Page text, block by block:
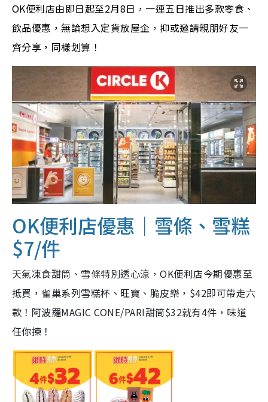
OK便利店由即日起至2月8日，一連五日推出多款零食、
飲品優惠，無論想入定貨放屋企，抑或邀請親朋好友一
齊分享，同樣划算！
OK便利店優惠 ｜雪條、 雪糕
$7/件
天氣凍食甜筒、雪條特別透心涼，OK便利店今期優惠至
抵買，雀巢系列雪糕杯、旺寶、脆皮樂，$42即可帶走六
款！阿波羅MAGIC CONE/PARI甜筒$32就有4件，味道
任你揀！